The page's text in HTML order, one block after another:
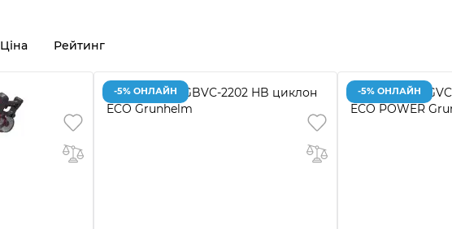
Ціна Рейтинг
-5% ОНЛАЙН -5% ОНЛАЙН